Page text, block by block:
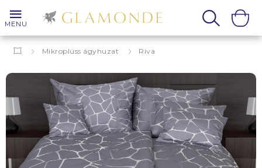
MENU
Mikroplüss ágyhuzat Riva